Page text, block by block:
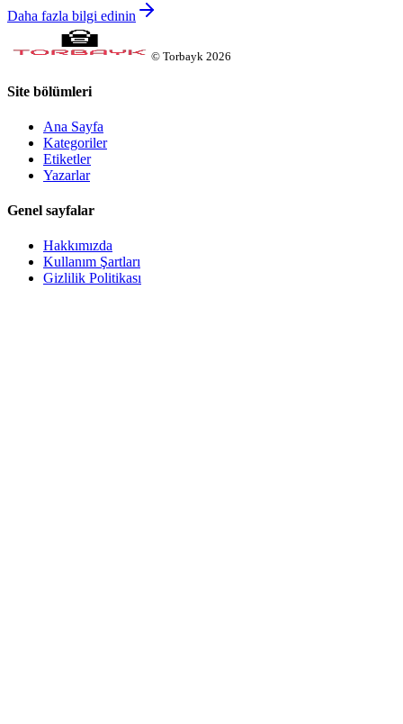
Daha fazla bilgi edinin
© Torbayk 2026
Site bölümleri
Ana Sayfa
Kategoriler
Etiketler
Yazarlar
Genel sayfalar
Hakkımızda
Kullanım Şartları
Gizlilik Politikası